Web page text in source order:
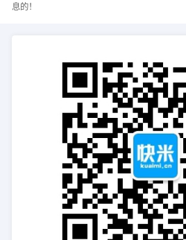
息的！